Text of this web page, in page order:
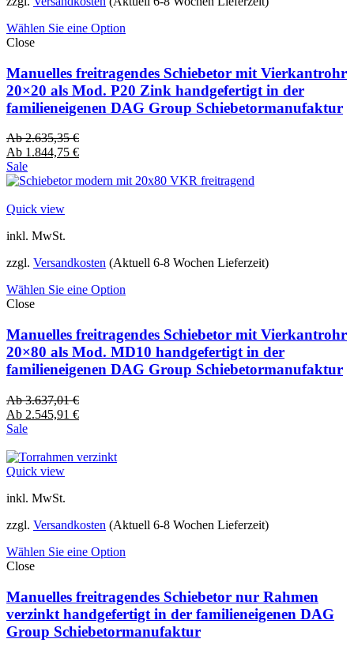
Wählen Sie eine Option
Close
Manuelles freitragendes Schiebetor mit Vierkantrohr
20×20 als Mod. P20 Zink handgefertigt in der
familieneigenen DAG Group Schiebetormanufaktur
Ab2.635,35€
Ab 1.844,75 €
Sale
Quick view
inkl. MwSt.
zzgl. Versandkosten (Aktuell 6-8 Wochen Lieferzeit)
Wählen Sie eine Option
Close
Manuelles freitragendes Schiebetor mit Vierkantrohr
20×80 als Mod. MD10 handgefertigt in der
familieneigenen DAG Group Schiebetormanufaktur
Ab3.637,01€
Ab 2.545,91 €
Sale
Quick view
inkl. MwSt.
zzgl. Versandkosten (Aktuell 6-8 Wochen Lieferzeit)
Wählen Sie eine Option
Close
Manuelles freitragendes Schiebetor nur Rahmen
verzinkt handgefertigt in der familieneigenen DAG
Group Schiebetormanufaktur